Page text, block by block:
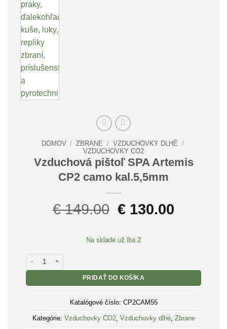
DOMOV / ZBRANE / VZDUCHOVKY DLHÉ /
VZDUCHOVKY CO2
Vzduchová pištoľ SPA Artemis
CP2 camo kal.5,5mm
€149.00 Pôvodná
bola:
€ 130.00
Na sklade už iba 2
množstvo Vzduchová pištoľ SPA Artemis CP2 camo kal.5,5mm
PRIDAŤ DO KOŠÍKA
Katalógové číslo: CP2CAM55
Kategórie: Vzduchovky CO2, Vzduchovky dlhé, Zbrane